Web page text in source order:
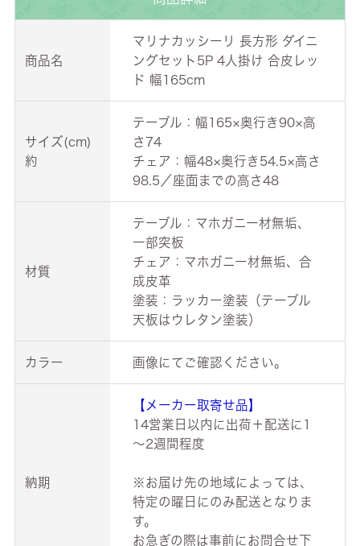
商品名
マリナカッシーリ 長方形 ダイニ
ングセット5P 4人掛け 合皮レッ
ド 幅165cm
サイズ(cm)
約
テーブル：幅165×奥行き90×高
さ74
チェア：幅48×奥行き54.5×高さ
98.5／座面までの高さ48
材質
テーブル：マホガニー材無垢、
一部突板
チェア：マホガニー材無垢、合
成皮革
塗装：ラッカー塗装（テーブル
天板はウレタン塗装）
カラー 画像にてご確認ください。
納期
【メーカー取寄せ品】
14営業日以内に出荷＋配送に1
～2週間程度
※お届け先の地域によっては、
特定の曜日にのみ配送となりま
す。
お急ぎの際は事前にお問合せ下